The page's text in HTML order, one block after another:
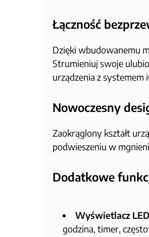
Łączność
Dzięki wbudowanemu
Strumieniuj swoje
urządzenia z systemem
Nowoczesny
Zaokrąglony kształt
podwieszeniu w
Dodatkowe
Wyświetlacz LED
godzina, timer,